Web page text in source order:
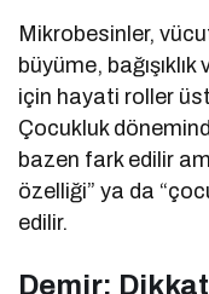
Mikrobesinler,
büyüme,
için hayati roller
Çocukluk
bazen fark edilir
özelliği” ya da
edilir.
Demir: